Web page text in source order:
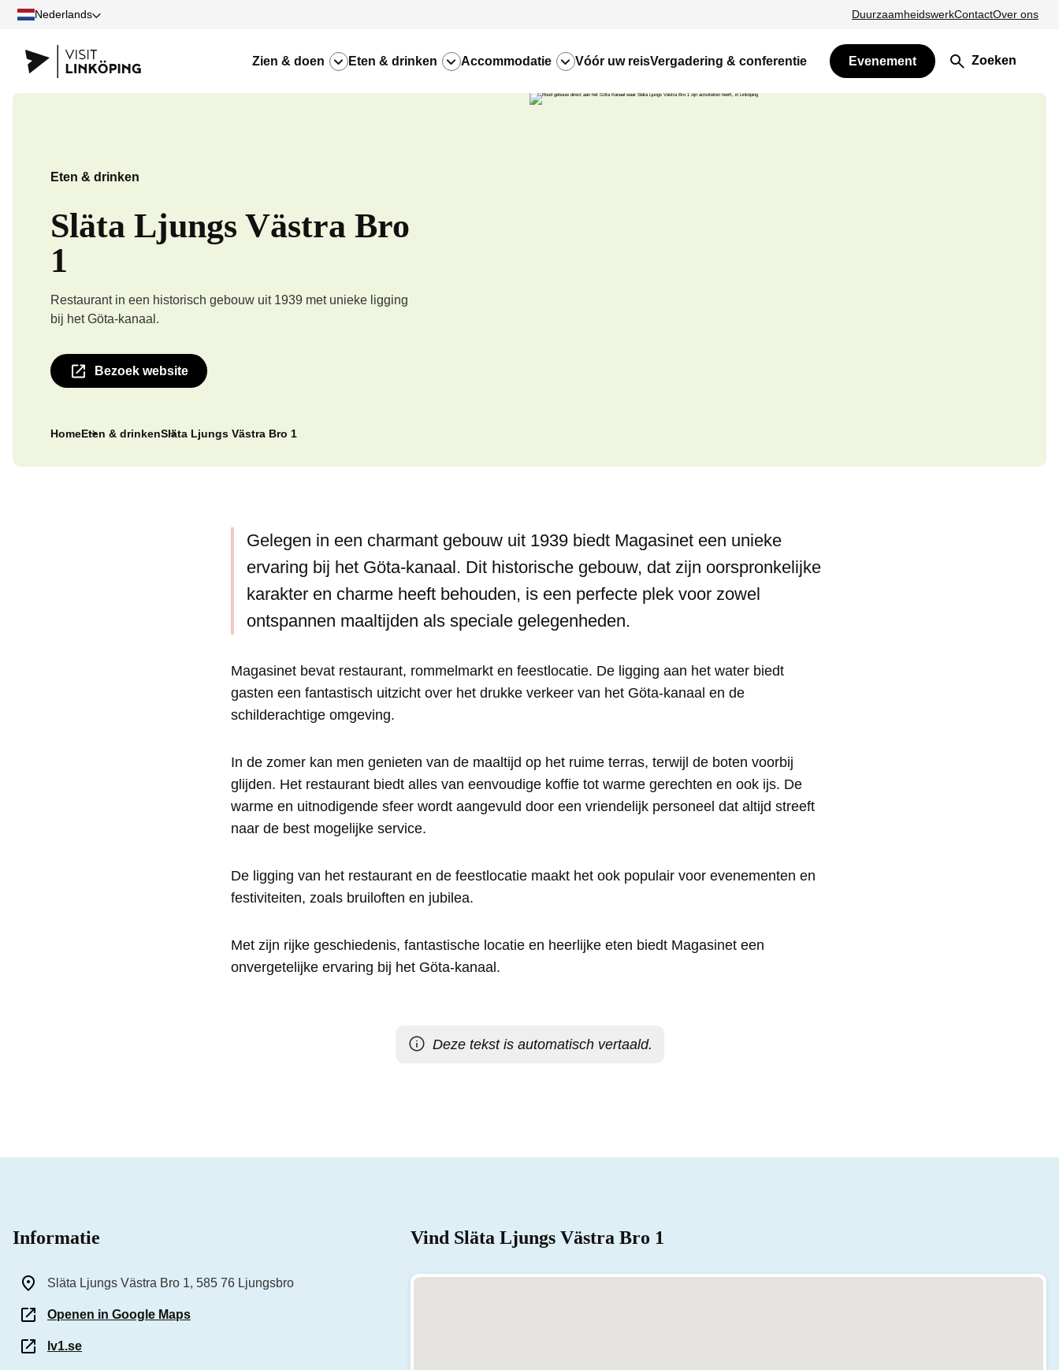
Nederlands DuurzaamheidswerkContactOver ons
Zien & doen Eten & drinken Accommodatie Vóór uw reisVergadering & conferentie Evenement Zoeken
Eten & drinken
Släta Ljungs Västra Bro
1
Restaurant in een historisch gebouw uit 1939 met unieke ligging
bij het Göta-kanaal.
Bezoek website
HomeEten & drinkenSläta Ljungs Västra Bro 1
Gelegen in een charmant gebouw uit 1939 biedt Magasinet een unieke
ervaring bij het Göta-kanaal. Dit historische gebouw, dat zijn oorspronkelijke
karakter en charme heeft behouden, is een perfecte plek voor zowel
ontspannen maaltijden als speciale gelegenheden.
Magasinet bevat restaurant, rommelmarkt en feestlocatie. De ligging aan het water biedt
gasten een fantastisch uitzicht over het drukke verkeer van het Göta-kanaal en de
schilderachtige omgeving.
In de zomer kan men genieten van de maaltijd op het ruime terras, terwijl de boten voorbij
glijden. Het restaurant biedt alles van eenvoudige koffie tot warme gerechten en ook ijs. De
warme en uitnodigende sfeer wordt aangevuld door een vriendelijk personeel dat altijd streeft
naar de best mogelijke service.
De ligging van het restaurant en de feestlocatie maakt het ook populair voor evenementen en
festiviteiten, zoals bruiloften en jubilea.
Met zijn rijke geschiedenis, fantastische locatie en heerlijke eten biedt Magasinet een
onvergetelijke ervaring bij het Göta-kanaal.
Deze tekst is automatisch vertaald.
Informatie
Släta Ljungs Västra Bro 1, 585 76 Ljungsbro
Openen in Google Maps
lv1.se
Vind Släta Ljungs Västra Bro 1